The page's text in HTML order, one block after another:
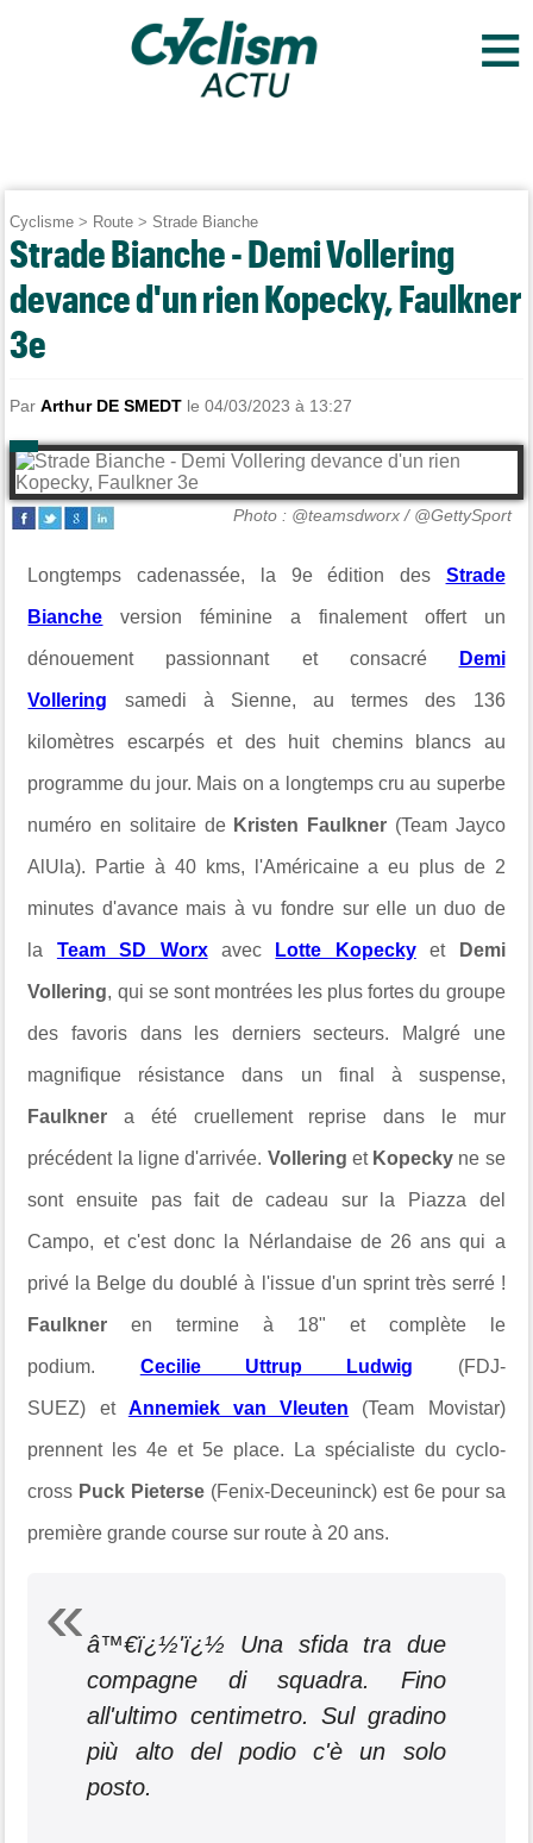
≡
Cyclisme > Route > Strade Bianche
Strade Bianche - Demi Vollering
devance d'un rien Kopecky, Faulkner
3e
ParArthur DE SMEDT le 04/03/2023 à 13:27
Photo : @teamsdworx / @GettySport
Longtemps cadenassée, la 9e édition des Strade
Bianche version féminine a finalement offert un
dénouement passionnant et consacré Demi
Vollering samedi à Sienne, au termes des 136
kilomètres escarpés et des huit chemins blancs au
programme du jour. Mais on a longtemps cru au superbe
numéro en solitaire de Kristen Faulkner (Team Jayco
AlUla). Partie à 40 kms, l'Américaine a eu plus de 2
minutes d'avance mais à vu fondre sur elle un duo de
la Team SD Worxavec Lotte Kopecky et Demi
Vollering, qui se sont montrées les plus fortes du groupe
des favoris dans les derniers secteurs. Malgré une
magnifique résistance dans un final à suspense,
Faulknera été cruellement reprise dans le mur
précédent la ligne d'arrivée. Vollering et Kopecky ne se
sont ensuite pas fait de cadeau sur la Piazza del
Campo, et c'est donc la Nérlandaise de 26 ans qui a
privé la Belge du doublé à l'issue d'un sprint très serré !
Faulkneren termine à 18" et complète le
podium. Cecilie Uttrup Ludwig (FDJ-
SUEZ) et Annemiek van Vleuten (Team Movistar)
prennent les 4e et 5e place. La spécialiste du cyclo-
cross Puck Pieterse (Fenix-Deceuninck) est 6e pour sa
première grande course sur route à 20 ans.
â™€ï¿½'ï¿½ Una sfida tra due
compagne di squadra. Fino
all'ultimo centimetro. Sul gradino
più alto del podio c'è un solo
posto.